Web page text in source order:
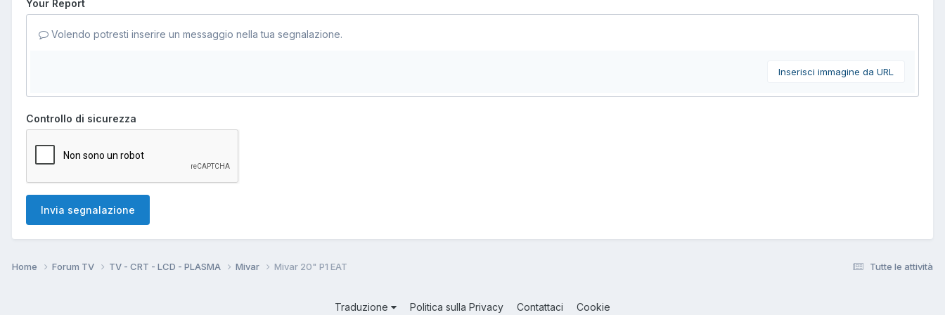
Your Report
Volendo potresti inserire un messaggio nella tua segnalazione.
Inserisci immagine da URL
Controllo di sicurezza
Invia segnalazione
Tutte le attività
Home Forum TV TV - CRT - LCD - PLASMA Mivar Mivar 20" P1 EAT
Traduzione Politica sulla Privacy Contattaci Cookie